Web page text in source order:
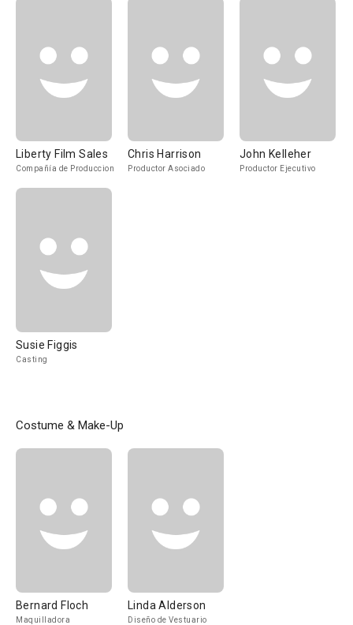
Liberty Film Sales
Compañía de Produccion
Chris Harrison
Productor Asociado
John Kelleher
Productor Ejecutivo
Susie Figgis
Casting
Costume & Make-Up
Bernard Floch
Maquilladora
Linda Alderson
Diseño de Vestuario